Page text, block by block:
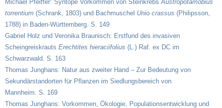
Michael Pfeiffer: Syntope Vorkommen von SteinkrebsAustropotamobius
torrentium (Schrank, 1803) und Bachmuschel Unio crassus (Philipsson,
1788) in Baden-Württemberg. S. 149
Gabriel Holz und Veronika Braunisch: Erstfund des invasiven
Scheingreiskrauts Erechtites hieraciifolius (L.) Raf. ex DC im
Schwarzwald. S. 163
Thomas Junghans: Natur aus zweiter Hand – Zur Bedeutung von
Sekundärstandorten für Pflanzen im Siedlungsbereich von
Mannheim. S. 169
Thomas Junghans: Vorkommen, Ökologie, Populationsentwicklung und